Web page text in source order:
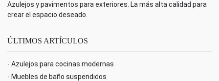
Azulejos y pavimentos para exteriores. La más alta calidad para
crear el espacio deseado.
ÚLTIMOS ARTÍCULOS
- Azulejos para cocinas modernas
- Muebles de baño suspendidos